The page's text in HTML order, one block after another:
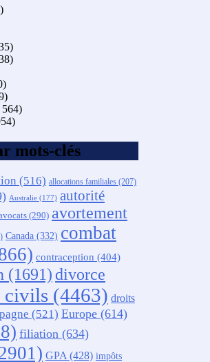
564)
mots-clés
(516) allocations familiales (207)
Australie (177) autorité
(290) avortement
Canada (332) combat
contraception (404)
(1691) divorce
civils (4463) droits
(521) Europe (614)
filiation (634)
GPA (428) impôts